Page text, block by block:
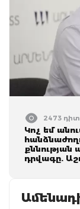
2473
Կոչ եմ
քննության
դրվագը.